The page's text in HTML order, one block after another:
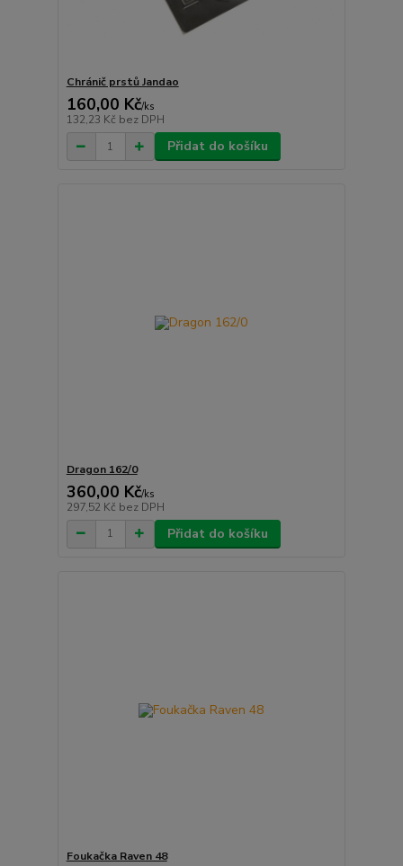
Chránič prstů Jandao
160,00 Kč/ks
132,23 Kč bez DPH
Přidat do košíku
Dragon 162/0
360,00 Kč/ks
297,52 Kč bez DPH
Přidat do košíku
Foukačka Raven 48